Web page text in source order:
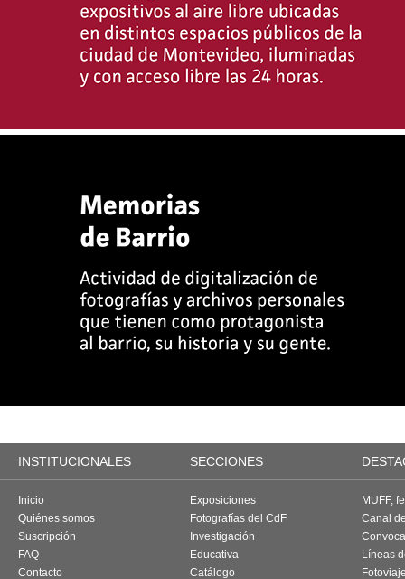
INSTITUCIONALES SECCIONES
Inicio
Quiénes somos
Suscripción
FAQ
Contacto
Exposiciones
Fotografías del CdF
Investigación
Educativa
Catálogo
MUFF,
Canal
Líneas